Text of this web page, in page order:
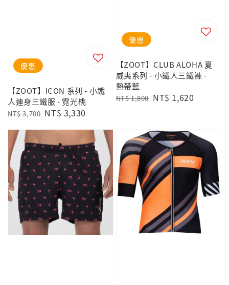
優惠
【ZOOT】ICON 系列 - 小鐵
人連身三鐵服 - 霓光桃
Regular
NT$ 3,700 Sale
NT$ 3,330
優惠
【ZOOT】CLUB ALOHA 夏
威夷系列 - 小鐵人三鐵褲 -
熱帶藍
Regular
NT$ 1,800 Sale
NT$ 1,620